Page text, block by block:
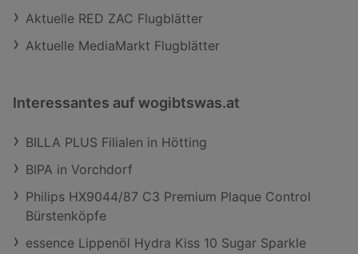
Aktuelle RED ZAC Flugblätter
Aktuelle MediaMarkt Flugblätter
Interessantes auf wogibtswas.at
BILLA PLUS Filialen in Hötting
BIPA in Vorchdorf
Philips HX9044/87 C3 Premium Plaque Control
Bürstenköpfe
essence Lippenöl Hydra Kiss 10 Sugar Sparkle